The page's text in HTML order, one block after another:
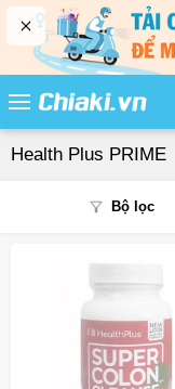
Health Plus PRIME
Bộ lọc